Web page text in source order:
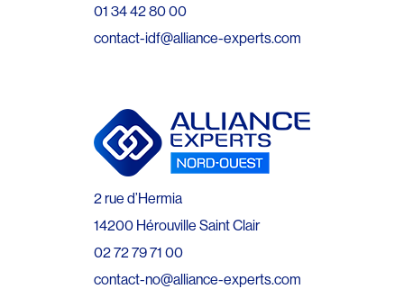
01 34 42 80 00
contact-idf@alliance-experts.com
2 rue d’Hermia
14200 Hérouville Saint Clair
02 72 79 71 00
contact-no@alliance-experts.com